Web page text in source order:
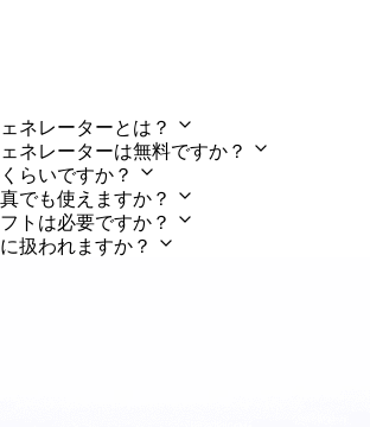
ネレーターとは？
ネレーターは無料ですか？
らいですか？
でも使えますか？
トは必要ですか？
扱われますか？